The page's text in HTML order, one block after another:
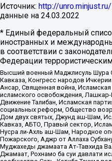
Источник: http://
данные на 24.03.2022
* Единый федеральный
иностранных и
в соответствии с
Федерации
Высший военный Маджлисуль Шура
Кавказа, Конгресс народов
Ансар, Священная война,
исламского освобождения, Лашкар-
Движение Талибан, Исламская
социальных реформ, Общество
Дом двух святых, Джунд аш-Шам,
Кавказ, АБТО, Правый сектор,
Нусра ли-Ахль аш-Шам, Народное
Пожарского, Аджр от Аллаха
Муджахеды джамаата Ат-Тавхида
Джамаат, Рохнамо ба суи давлати